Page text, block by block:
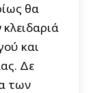
θα
κλειδαριά
και
Δε
των